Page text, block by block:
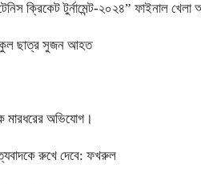
ক্রিকেট টুর্নামেন্ট-২০২৪” ফাইনাল খেলা
স্কুল ছাত্র সুজন আহত
মারধরের অভিযোগ।
রুখে দেবে: ফখরুল